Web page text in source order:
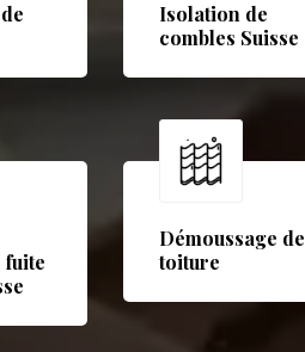
Isolation de
combles Suisse
fuite
Démoussage de
toiture